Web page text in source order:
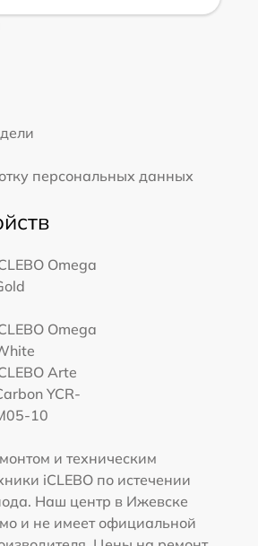
персональных данных
Omega
Omega
Arte
YCR-
10
и техническим
iCLEBO по истечении
Наш центр в Ижевске
и не имеет официальной